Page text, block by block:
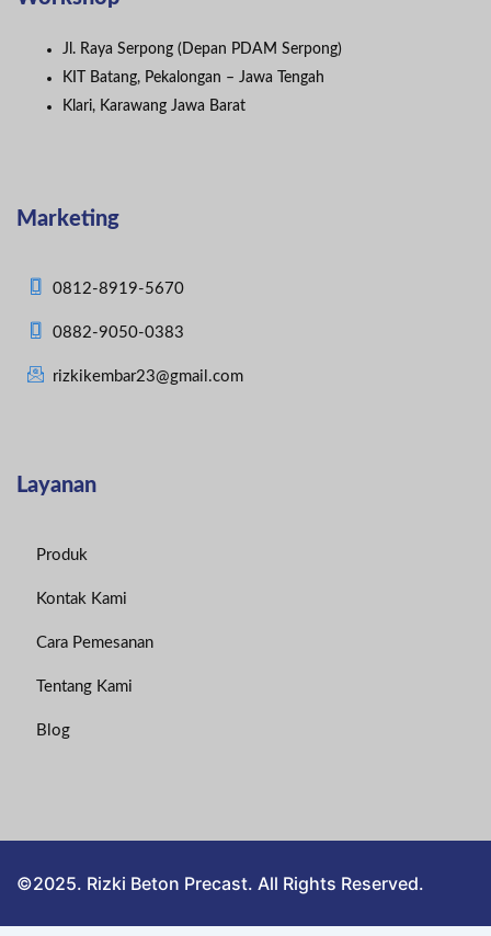
Jl. Raya Serpong (Depan PDAM Serpong)
KIT Batang, Pekalongan – Jawa Tengah
Klari, Karawang Jawa Barat
Marketing
0812-8919-5670
0882-9050-0383
rizkikembar23@gmail.com
Layanan
Produk
Kontak Kami
Cara Pemesanan
Tentang Kami
Blog
©2025. Rizki Beton Precast. All Rights Reserved.